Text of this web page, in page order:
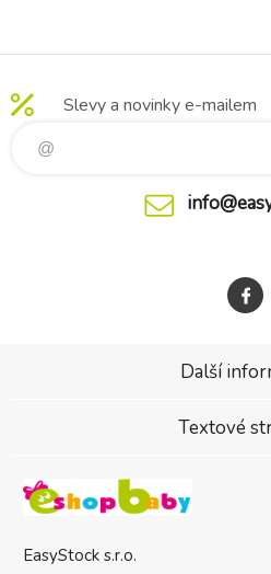
Slevy a novinky e-mailem
EasyStock s.r.o.
Další
Textové